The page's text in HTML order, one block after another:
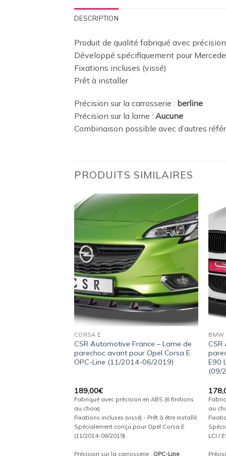
DESCRIPTION
Produit de qualité fabriqué avec
Développé spécifiquement pour
Fixations incluses (vissé)
Prêt à installer
Précision sur la carrosserie : berline
Précision sur la lame : Aucune
Combinaison possible avec d’autres
PRODUITS SIMILAIRES
Ajouter
à la
wishlist
CORSA E
CSR Automotive France – Lame de
parechoc avant pour Opel Corsa E
OPC-Line (11/2014-06/2019)
189,00€
Fabriqué avec précision en ABS (6 finitions
au choix)
Fixations incluses (vissé) - Prêt à être installé
Spécialement conçu pour Opel Corsa E
(11/2014-06/2019)
Précision sur la carrosserie : OPC-Line
BMW
CSR
E90
(09/
au
LCI /